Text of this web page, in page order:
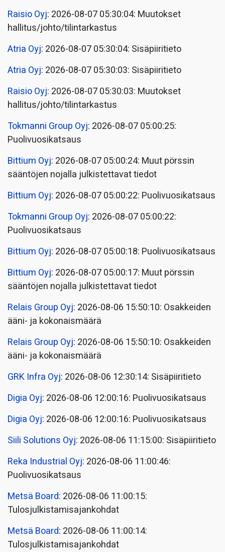
Raisio Oyj: 2026-08-07 05:30:04: Muutokset
hallitus/johto/tilintarkastus
Atria Oyj: 2026-08-07 05:30:04: Sisäpiiritieto
Atria Oyj: 2026-08-07 05:30:03: Sisäpiiritieto
Raisio Oyj: 2026-08-07 05:30:03: Muutokset
hallitus/johto/tilintarkastus
Tokmanni Group Oyj: 2026-08-07 05:00:25:
Puolivuosikatsaus
Bittium Oyj: 2026-08-07 05:00:24: Muut pörssin
sääntöjen nojalla julkistettavat tiedot
Bittium Oyj: 2026-08-07 05:00:22: Puolivuosikatsaus
Tokmanni Group Oyj: 2026-08-07 05:00:22:
Puolivuosikatsaus
Bittium Oyj: 2026-08-07 05:00:18: Puolivuosikatsaus
Bittium Oyj: 2026-08-07 05:00:17: Muut pörssin
sääntöjen nojalla julkistettavat tiedot
Relais Group Oyj: 2026-08-06 15:50:10: Osakkeiden
ääni- ja kokonaismäärä
Relais Group Oyj: 2026-08-06 15:50:10: Osakkeiden
ääni- ja kokonaismäärä
GRK Infra Oyj: 2026-08-06 12:30:14: Sisäpiiritieto
Digia Oyj: 2026-08-06 12:00:16: Puolivuosikatsaus
Digia Oyj: 2026-08-06 12:00:16: Puolivuosikatsaus
Siili Solutions Oyj: 2026-08-06 11:15:00: Sisäpiiritieto
Reka Industrial Oyj: 2026-08-06 11:00:46:
Puolivuosikatsaus
Metsä Board: 2026-08-06 11:00:15:
Tulosjulkistamisajankohdat
Metsä Board: 2026-08-06 11:00:14:
Tulosjulkistamisajankohdat